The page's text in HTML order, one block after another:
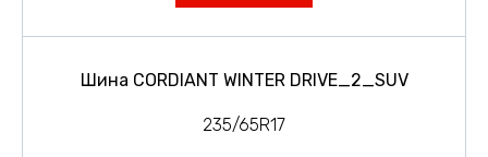
Шина CORDIANT WINTER DRIVE_2_SUV
235/65R17